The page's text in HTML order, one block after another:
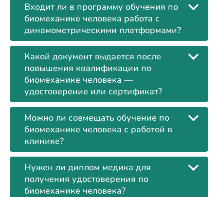
Входит ли в программу обучения по
биомеханике человека работа с
динамометрическими платформами?
Какой документ выдается после
повышения квалификации по
биомеханике человека —
удостоверение или сертификат?
Можно ли совмещать обучение по
биомеханике человека с работой в
клинике?
Нужен ли диплом медика для
получения удостоверения по
биомеханике человека?